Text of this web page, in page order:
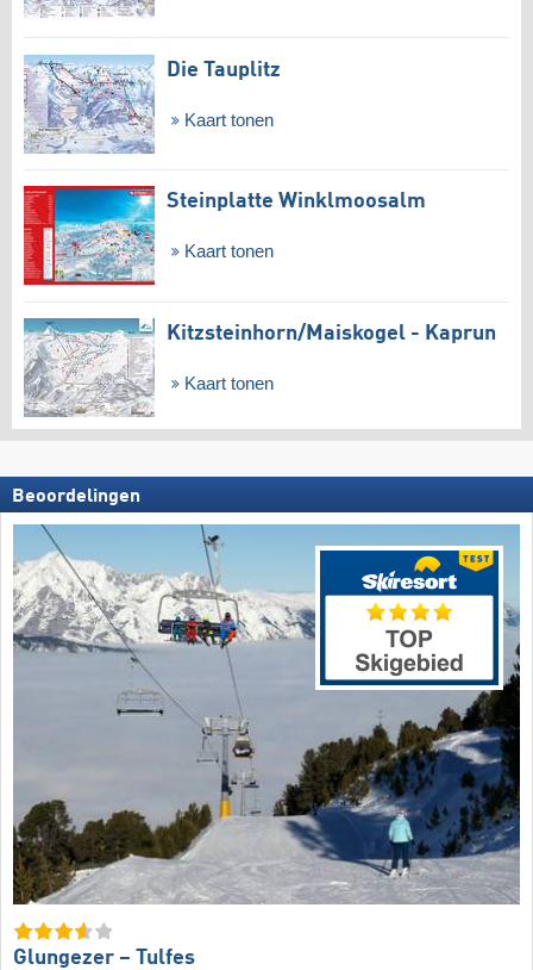
Die Tauplitz
Kaart tonen
Steinplatte Winklmoosalm
Kaart tonen
Kitzsteinhorn/​Maiskogel - Kaprun
Kaart tonen
Beoordelingen
Glungezer – Tulfes